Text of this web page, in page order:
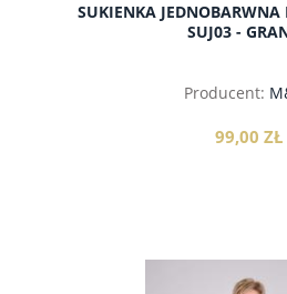
SUKIENKA JEDNOBARWNA
SUJ03 -
Producent:
99,00 ZŁ